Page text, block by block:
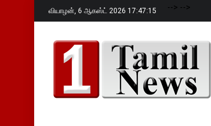
வியாழன், 6 ஆகஸ்ட் 2026 17:47:16 --> -->